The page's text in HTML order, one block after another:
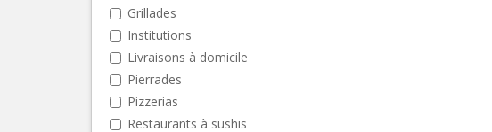
Grillades
Institutions
Livraisons à domicile
Pierrades
Pizzerias
Restaurants à sushis